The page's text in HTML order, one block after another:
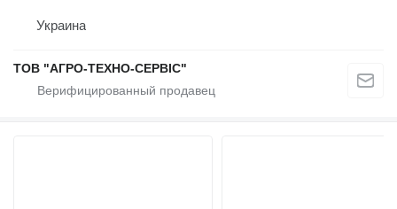
Украина
ТОВ "АГРО-ТЕХНО-СЕРВІС"